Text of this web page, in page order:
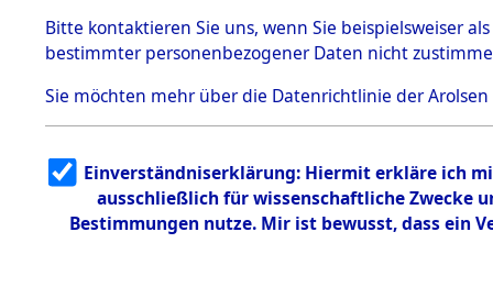
5.3.1 Alliierte
Erhebungen
zu
Todesmärsch
en
5.3.2
g
5.3.3
Todesmärsch
Ort ihrer
0003
Bitte kontaktieren Sie uns, wenn Sie beispielsweiser
bestimmter personenbezogener Daten nicht
Sie möchten mehr über die Datenrichtlinie der Arolsen
Einverständniserklärung: Hiermit erkläre ich
ausschließlich für wissenschaftliche Zwecke
Bestimmungen nutze. Mir ist bewusst, dass ein